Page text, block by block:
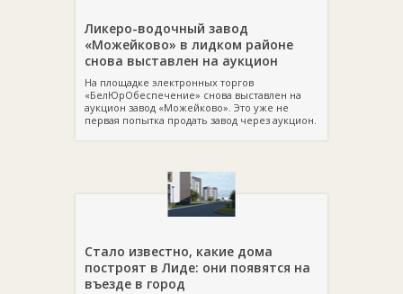
Ликеро-водочный завод
«Можейково» в лидком районе
снова выставлен на аукцион
На площадке электронных торгов
«БелЮрОбеспечение» снова выставлен на
аукцион завод «Можейково». Это уже не
первая попытка продать завод через аукцион.
Стало известно, какие дома
построят в Лиде: они появятся на
въезде в город